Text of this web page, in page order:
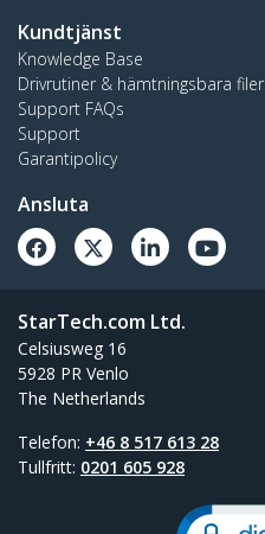
Kundtjänst
Knowledge Base
Drivrutiner & hämtningsbara filer
Support FAQs
Support
Garantipolicy
Ansluta
StarTech.com Ltd.
Celsiusweg 16
5928 PR Venlo
The Netherlands
Telefon: +46 8 517 613 28
Tullfritt: 0201 605 928